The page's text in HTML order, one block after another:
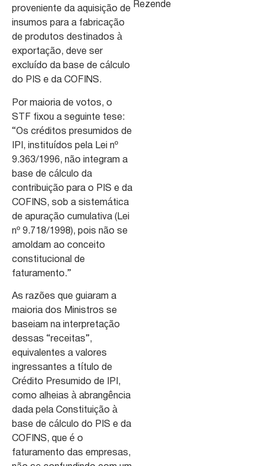
proveniente da aquisição de
insumos para a fabricação
de produtos destinados à
exportação, deve ser
excluído da base de cálculo
do PIS e da COFINS.
Por maioria de votos, o
STF fixou a seguinte tese:
“Os créditos presumidos de
IPI, instituídos pela Lei nº
9.363/1996, não integram a
base de cálculo da
contribuição para o PIS e da
COFINS, sob a sistemática
de apuração cumulativa (Lei
nº 9.718/1998), pois não se
amoldam ao conceito
constitucional de
faturamento.”
As razões que guiaram a
maioria dos Ministros se
baseiam na interpretação
dessas “receitas”,
equivalentes a valores
ingressantes a título de
Crédito Presumido de IPI,
como alheias à abrangência
dada pela Constituição à
base de cálculo do PIS e da
COFINS, que é o
faturamento das empresas,
Rezende